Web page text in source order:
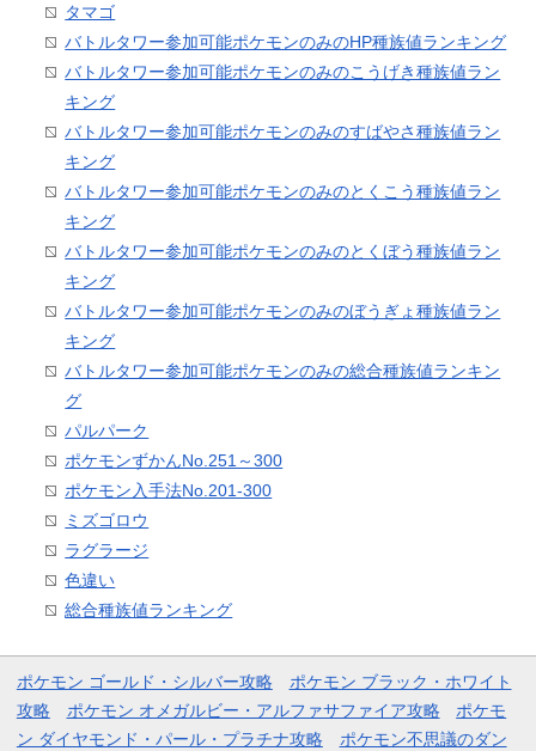
タマゴ
バトルタワー参加可能ポケモンのみのHP種族値ランキング
バトルタワー参加可能ポケモンのみのこうげき種族値ラン
キング
バトルタワー参加可能ポケモンのみのすばやさ種族値ラン
キング
バトルタワー参加可能ポケモンのみのとくこう種族値ラン
キング
バトルタワー参加可能ポケモンのみのとくぼう種族値ラン
キング
バトルタワー参加可能ポケモンのみのぼうぎょ種族値ラン
キング
バトルタワー参加可能ポケモンのみの総合種族値ランキン
グ
パルパーク
ポケモンずかんNo.251～300
ポケモン入手法No.201-300
ミズゴロウ
ラグラージ
色違い
総合種族値ランキング
ポケモン ゴールド・シルバー攻略
ポケモン ブラック・ホワイト
攻略
ポケモン オメガルビー・アルファサファイア攻略
ポケモ
ン ダイヤモンド・パール・プラチナ攻略
ポケモン不思議のダン